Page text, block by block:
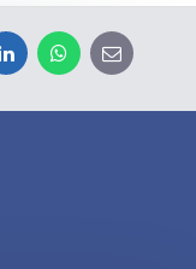
LinkedInWhatsApp
E-
mail